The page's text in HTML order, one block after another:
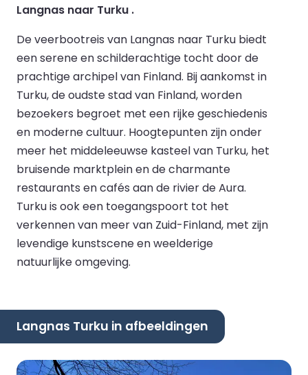
Langnas naar Turku .
De veerbootreis van Langnas naar Turku biedt
een serene en schilderachtige tocht door de
prachtige archipel van Finland. Bij aankomst in
Turku, de oudste stad van Finland, worden
bezoekers begroet met een rijke geschiedenis
en moderne cultuur. Hoogtepunten zijn onder
meer het middeleeuwse kasteel van Turku, het
bruisende marktplein en de charmante
restaurants en cafés aan de rivier de Aura.
Turku is ook een toegangspoort tot het
verkennen van meer van Zuid-Finland, met zijn
levendige kunstscene en weelderige
natuurlijke omgeving.
Langnas Turku in afbeeldingen